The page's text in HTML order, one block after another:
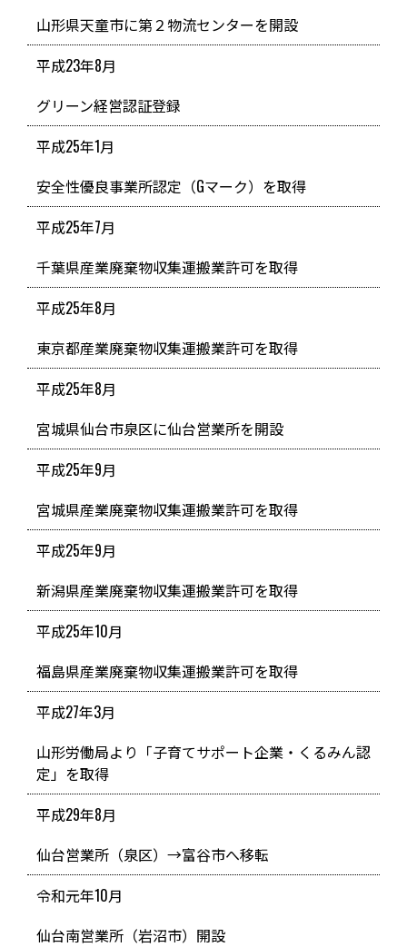
山形県天童市に第２物流センターを開設
平成23年8月
グリーン経営認証登録
平成25年1月
安全性優良事業所認定（Gマーク）を取得
平成25年7月
千葉県産業廃棄物収集運搬業許可を取得
平成25年8月
東京都産業廃棄物収集運搬業許可を取得
平成25年8月
宮城県仙台市泉区に仙台営業所を開設
平成25年9月
宮城県産業廃棄物収集運搬業許可を取得
平成25年9月
新潟県産業廃棄物収集運搬業許可を取得
平成25年10月
福島県産業廃棄物収集運搬業許可を取得
平成27年3月
山形労働局より「子育てサポート企業・くるみん認
定」を取得
平成29年8月
仙台営業所（泉区）→富谷市へ移転
令和元年10月
仙台南営業所（岩沼市）開設